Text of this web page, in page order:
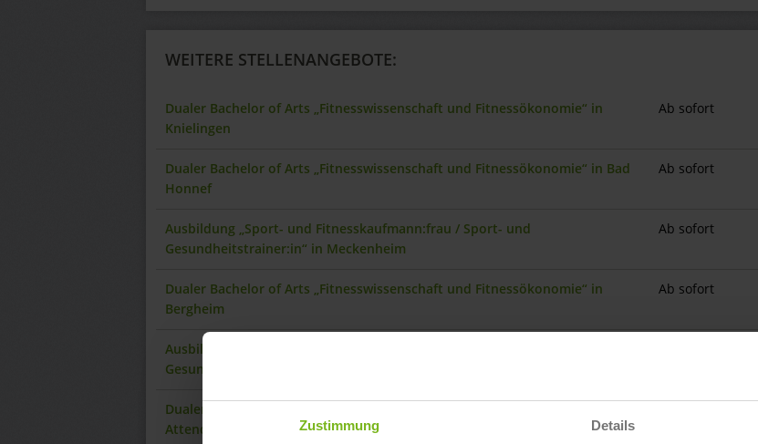
Zustimmung Details
WEITERE STELLENANGEBOTE:
Dualer Bachelor of Arts „Fitnesswissenschaft und Fitnessökonomie“ in
Knielingen
Ab sofort
Dualer Bachelor of Arts „Fitnesswissenschaft und Fitnessökonomie“ in Bad
Honnef
Ab sofort
Ausbildung „Sport- und Fitnesskaufmann:frau / Sport- und
Gesundheitstrainer:in“ in Meckenheim
Ab sofort
Dualer Bachelor of Arts „Fitnesswissenschaft und Fitnessökonomie“ in
Bergheim
Ab sofort
Ausbildung „Sport- und Fitnesskaufmann:frau / Sport- und
Gesundheitstrainer:in“ in Attendorn
Dualer Bachelor of Arts „Fitnesswissenschaft und Fitnessökonomie“ in
Attendorn